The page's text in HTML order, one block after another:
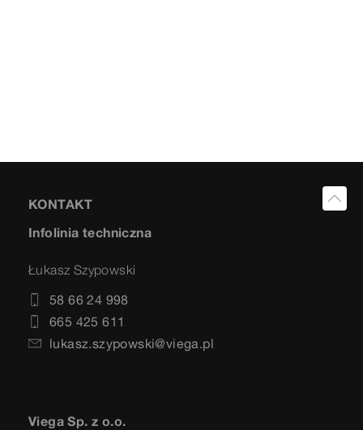
KONTAKT
Infolinia techniczna
Łukasz Szypowski
58 66 24 998
665 425 611
lukasz.szypowski@viega.pl
Viega Sp. z o.o.